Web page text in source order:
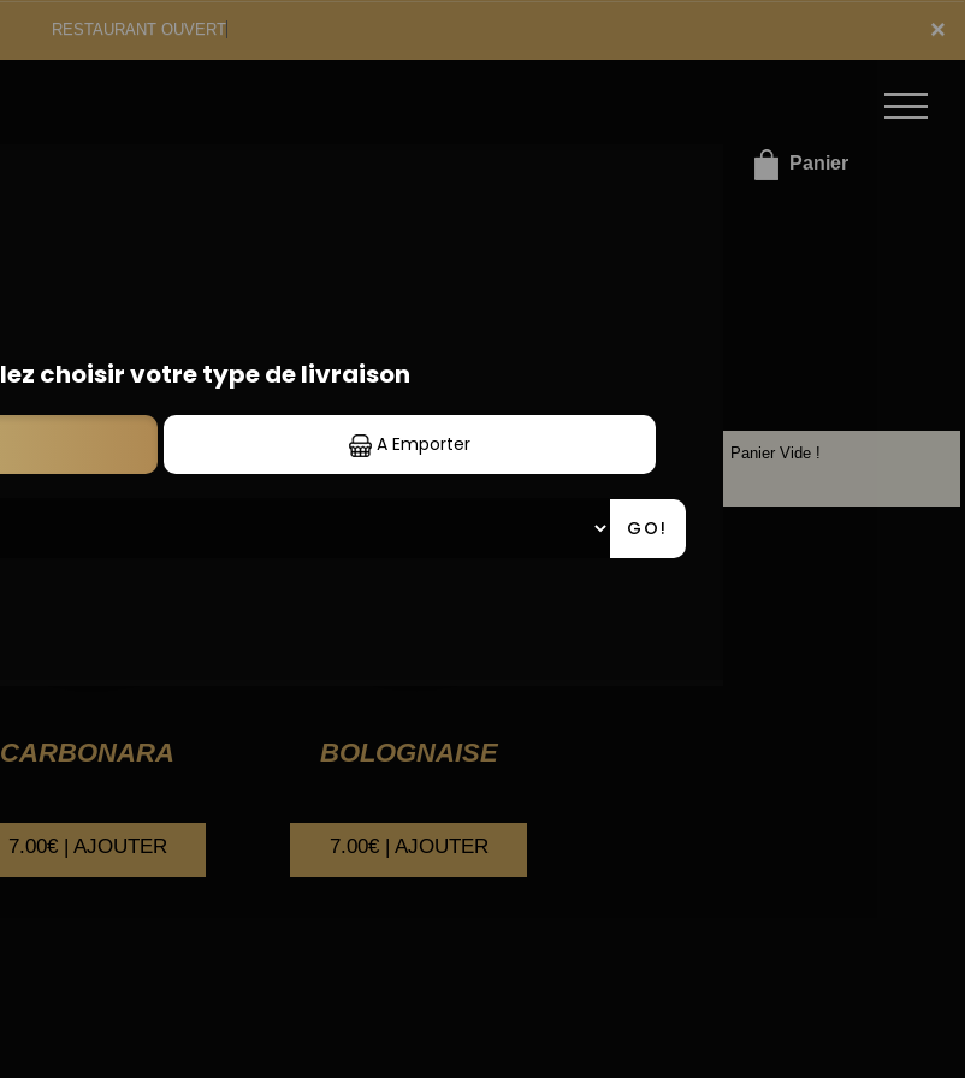
×
RESTAURANT OUVERT
Panier
x
PÂTES
CARBONARA
7.00€ | AJOUTER
BOLOGNAISE
7.00€ | AJOUTER
Panier Vide !